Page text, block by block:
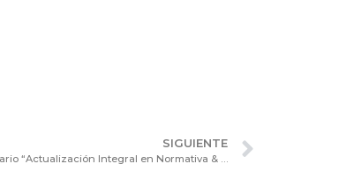
SIGUIENTE
La Cámara de Sociedades llevó a cabo el seminario “Actualización Integral en Normativa & Práctica Cambiaria, Aduanera y de Comercio Exterior.”